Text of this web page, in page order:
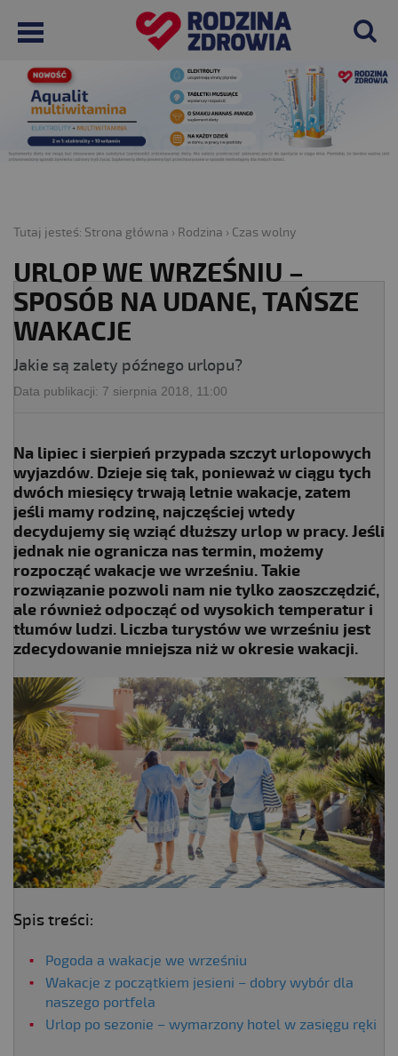
Tutaj jesteś: Strona główna › Rodzina › Czas wolny
URLOP WE WRZEŚNIU –
SPOSÓB NA UDANE, TAŃSZE
WAKACJE
Jakie są zalety późnego urlopu?
Data publikacji: 7 sierpnia 2018, 11:00
Na lipiec i sierpień przypada szczyt urlopowych
wyjazdów. Dzieje się tak, ponieważ w ciągu tych
dwóch miesięcy trwają letnie wakacje, zatem
jeśli mamy rodzinę, najczęściej wtedy
decydujemy się wziąć dłuższy urlop w pracy. Jeśli
jednak nie ogranicza nas termin, możemy
rozpocząć wakacje we wrześniu. Takie
rozwiązanie pozwoli nam nie tylko zaoszczędzić,
ale również odpocząć od wysokich temperatur i
tłumów ludzi. Liczba turystów we wrześniu jest
zdecydowanie mniejsza niż w okresie wakacji.
Spis treści:
Pogoda a wakacje we wrześniu
Wakacje z początkiem jesieni – dobry wybór dla
naszego portfela
Urlop po sezonie – wymarzony hotel w zasięgu ręki